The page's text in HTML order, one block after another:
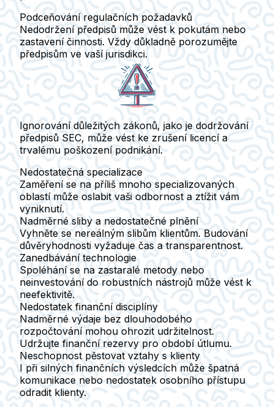
Podceňování regulačních požadavků
Nedodržení předpisů může vést k pokutám nebo
zastavení činnosti. Vždy důkladně porozumějte
předpisům ve vaší jurisdikci.
Ignorování důležitých zákonů, jako je dodržování
předpisů SEC, může vést ke zrušení licencí a
trvalému poškození podnikání.
Nedostatečná specializace
Zaměření se na příliš mnoho specializovaných
oblastí může oslabit vaši odbornost a ztížit vám
vyniknutí.
Nadměrné sliby a nedostatečné plnění
Vyhněte se nereálným slibům klientům. Budování
důvěryhodnosti vyžaduje čas a transparentnost.
Zanedbávání technologie
Spoléhání se na zastaralé metody nebo
neinvestování do robustních nástrojů může vést k
neefektivitě.
Nedostatek finanční disciplíny
Nadměrné výdaje bez dlouhodobého
rozpočtování mohou ohrozit udržitelnost.
Udržujte finanční rezervy pro období útlumu.
Neschopnost pěstovat vztahy s klienty
I při silných finančních výsledcích může špatná
komunikace nebo nedostatek osobního přístupu
odradit klienty.